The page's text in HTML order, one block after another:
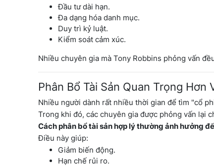
Đầu tư dài hạn.
Đa dạng hóa danh mục.
Duy trì kỷ luật.
Kiểm soát cảm xúc.
Nhiều chuyên gia mà Tony Robbins phỏng vấn
Phân Bổ Tài Sản Quan Trọng
Nhiều người dành rất nhiều thời gian để tìm "cổ
Trong khi đó, các chuyên gia được phỏng vấn lại
Cách phân bổ tài sản hợp lý thường ảnh hưởng
Điều này giúp:
Giảm biến động.
Hạn chế rủi ro.